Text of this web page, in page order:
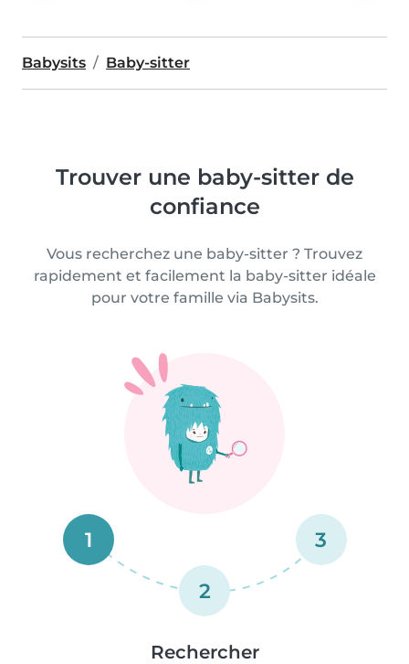
Babysits Baby-sitter
Trouver une baby-sitter de
confiance
Vous recherchez une baby-sitter ? Trouvez
rapidement et facilement la baby-sitter idéale
pour votre famille via Babysits.
1
2
3
Rechercher